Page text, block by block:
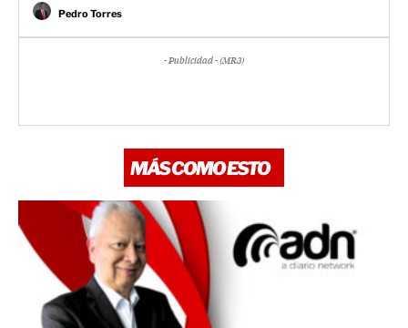
Pedro Torres
- Publicidad - (MR3)
MÁS COMO ESTO